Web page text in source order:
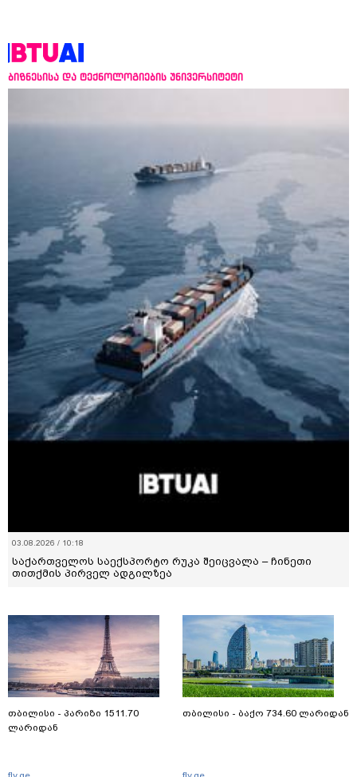
ბიზნესისა და ტექნოლოგიების უნივერსიტეტი
03.08.2026 / 10:18
საქართველოს საექსპორტო რუკა შეიცვალა – ჩინეთი
თითქმის პირველ ადგილზეა
თბილისი - პარიზი 1511.70
ლარიდან
თბილისი - ბაქო 734.60 ლარიდან